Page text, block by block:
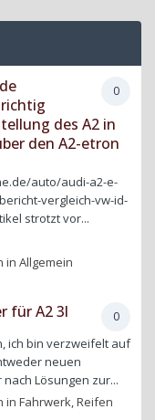
0
des A2 in
den A2-etron
auto/audi-a2-e-
vergleich-vw-id-
strotzt vor...
inAllgemein
0
für A2 3l
ich bin verzweifelt auf
neuen
Lösungen zur...
inFahrwerk, Reifen